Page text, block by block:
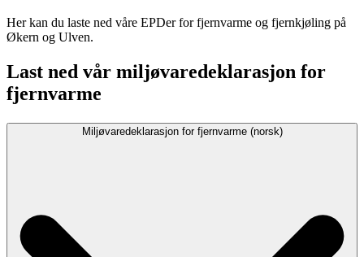
Her kan du laste ned våre EPDer for fjernvarme og fjernkjøling på
Økern og Ulven.
Last ned vår miljøvaredeklarasjon for
fjernvarme
Miljøvaredeklarasjon for fjernvarme (norsk)